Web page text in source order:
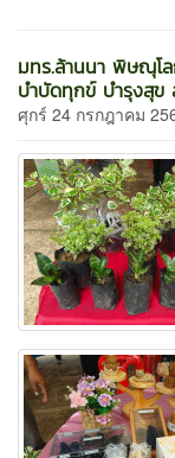
มทร.ล้านนา พิษณุโ
บำบัดทุกข์ บำรุงสุข
ศุกร์ 24 กรกฎาคม